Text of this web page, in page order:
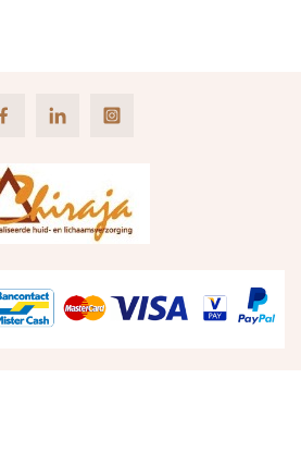
LinkedIn Instagram